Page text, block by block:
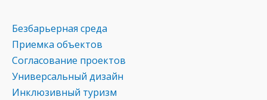
Безбарьерная среда
Приемка объектов
Согласование проектов
Универсальный дизайн
Инклюзивный туризм